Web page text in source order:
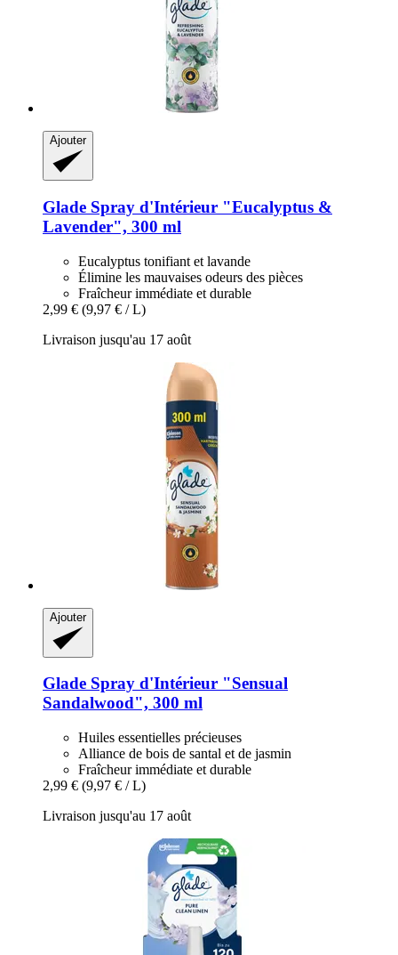
Ajouter
Glade Spray d'Intérieur "Eucalyptus &
Lavender", 300 ml
Eucalyptus tonifiant et lavande
Élimine les mauvaises odeurs des pièces
Fraîcheur immédiate et durable
2,99 € (9,97 € / L)
Livraison jusqu'au 17 août
Ajouter
Glade Spray d'Intérieur "Sensual
Sandalwood", 300 ml
Huiles essentielles précieuses
Alliance de bois de santal et de jasmin
Fraîcheur immédiate et durable
2,99 € (9,97 € / L)
Livraison jusqu'au 17 août